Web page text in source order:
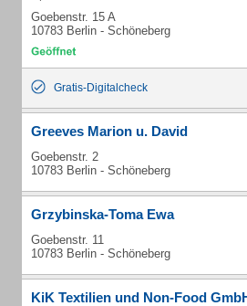
Goebenstr. 15 A
10783 Berlin - Schöneberg
Gratis-Digitalcheck
Greeves Marion u. David
Goebenstr. 2
10783 Berlin - Schöneberg
Grzybinska-Toma Ewa
Goebenstr. 11
10783 Berlin - Schöneberg
KiK Textilien und Non-Food